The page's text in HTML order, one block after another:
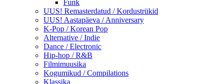
Funk
UUS! Remasterdatud / Kordustrükid
UUS! Aastapäeva / Anniversary
K-Pop / Korean Pop
Alternative / Indie
Dance / Electronic
Hip-hop / R&B
Filmimuusika
Kogumikud / Compilations
Klassika